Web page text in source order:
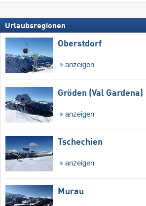
Urlaubsregionen
Oberstdorf
anzeigen
Gröden (Val Gardena)
anzeigen
Tschechien
anzeigen
Murau